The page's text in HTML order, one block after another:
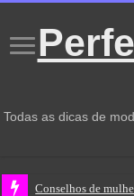
Todas as dicas de
Conselhos de